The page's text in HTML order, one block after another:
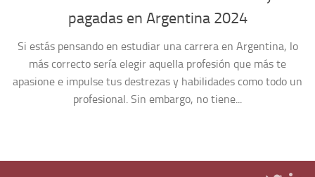
pagadas en Argentina 2024
Si estás pensando en estudiar una carrera en Argentina, lo
más correcto sería elegir aquella profesión que más te
apasione e impulse tus destrezas y habilidades como todo un
profesional. Sin embargo, no tiene...